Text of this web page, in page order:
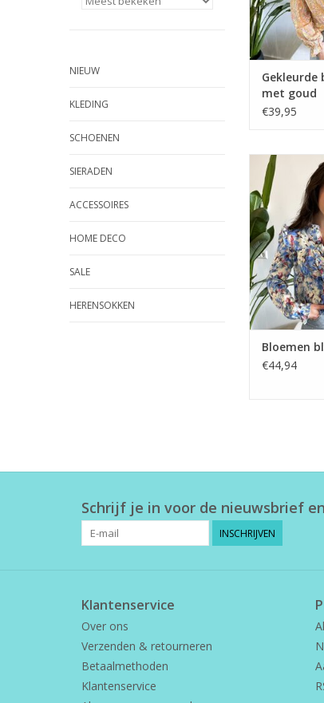
NIEUW
KLEDING
SCHOENEN
SIERADEN
ACCESSOIRES
HOME DECO
SALE
HERENSOKKEN
Gekleurde
met goud
€39,95
Bloemen
€44,94
Schrijf je in voor de nieuwsbrief
INSCHRIJVEN
Klantenservice
Over ons
Verzenden & retourneren
Betaalmethoden
Klantenservice